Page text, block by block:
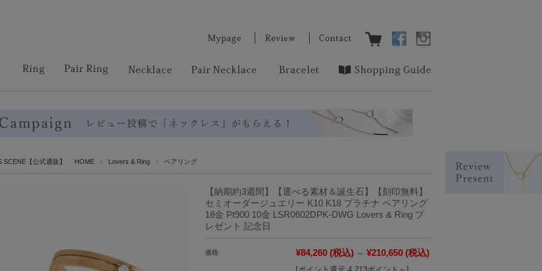
SCENE【公式通販】 HOME Lovers & Ring ペアリング
【納期約3週間】【選べる素材＆誕生石】【刻印無料】
セミオーダージュエリー K10 K18 プラチナ ペアリング
18金 Pt900 10金 LSR0602DPK-DWG Lovers & Ring プ
レゼント 記念日
価格: ¥84,260 (税込) ～ ¥210,650 (税込)